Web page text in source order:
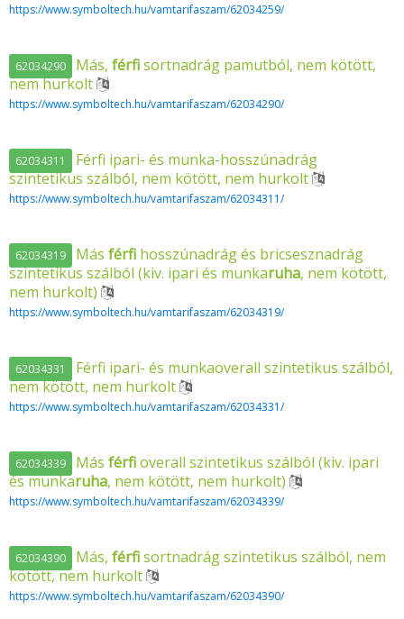
https://www.symboltech.hu/vamtarifaszam/62034259/
62034290 Más,férfisortnadrág pamutból, nem kötött,
nem hurkolt
https://www.symboltech.hu/vamtarifaszam/62034290/
62034311
Férfi ipari- és munka-hosszúnadrág
szintetikus szálból, nem kötött, nem hurkolt
https://www.symboltech.hu/vamtarifaszam/62034311/
62034319 Másférfi hosszúnadrág és bricsesznadrág
szintetikus szálból (kiv. ipari és munkaruha, nem kötött,
nem hurkolt)
https://www.symboltech.hu/vamtarifaszam/62034319/
62034331
Férfi ipari- és munkaoverall szintetikus szálból,
nem kötött, nem hurkolt
https://www.symboltech.hu/vamtarifaszam/62034331/
62034339 Másférfioverall szintetikus szálból (kiv. ipari
és munkaruha, nem kötött, nem hurkolt)
https://www.symboltech.hu/vamtarifaszam/62034339/
62034390 Más,férfisortnadrág szintetikus szálból, nem
kötött, nem hurkolt
https://www.symboltech.hu/vamtarifaszam/62034390/